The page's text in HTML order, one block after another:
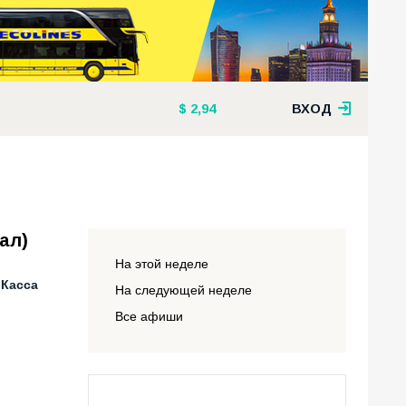
2,94 ВХОД
На этой неделе
На следующей неделе
Все афиши